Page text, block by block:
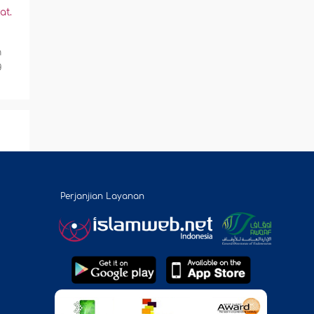
Perjanjian Layanan